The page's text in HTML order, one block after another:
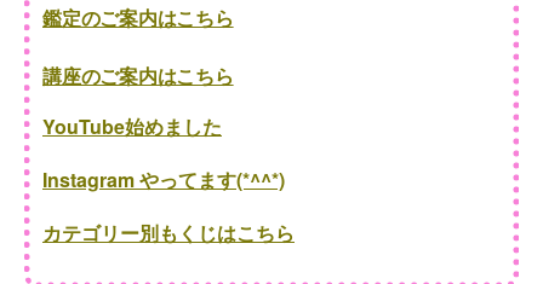
鑑定のご案内はこちら
講座のご案内はこちら
YouTube始めました
Instagram やってます(*^^*)
カテゴリー別もくじはこちら